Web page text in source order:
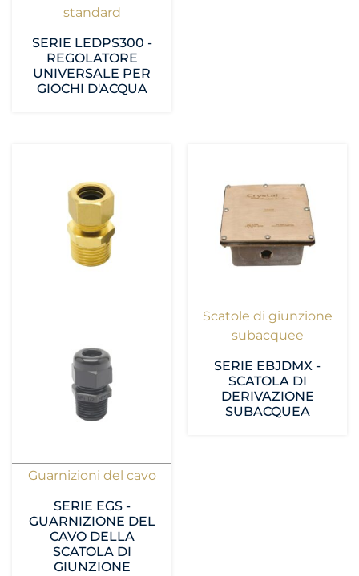
standard
SERIE LEDPS300 -
REGOLATORE
UNIVERSALE PER
GIOCHI D'ACQUA
Guarnizioni del cavo
SERIE EGS -
GUARNIZIONE DEL
CAVO DELLA
SCATOLA DI
GIUNZIONE
Scatole di giunzione
subacquee
SERIE EBJDMX -
SCATOLA DI
DERIVAZIONE
SUBACQUEA